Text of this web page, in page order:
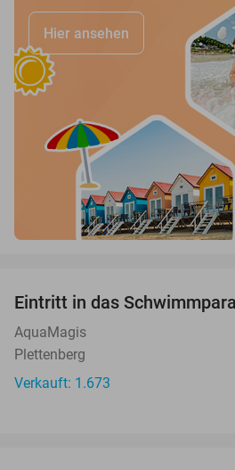
Hier ansehen
Eintritt in das
AquaMagis
Plettenberg
Verkauft: 1.673